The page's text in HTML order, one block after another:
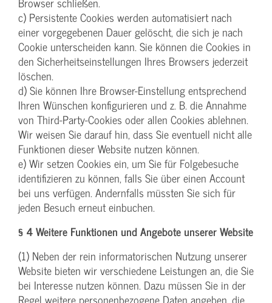
c) Persistente Cookies werden automatisiert nach
einer vorgegebenen Dauer gelöscht, die sich je nach
Cookie unterscheiden kann. Sie können die Cookies in
den Sicherheitseinstellungen Ihres Browsers jederzeit
löschen.
d) Sie können Ihre Browser-Einstellung entsprechend
Ihren Wünschen konfigurieren und z. B. die Annahme
von Third-Party-Cookies oder allen Cookies ablehnen.
Wir weisen Sie darauf hin, dass Sie eventuell nicht alle
Funktionen dieser Website nutzen können.
e) Wir setzen Cookies ein, um Sie für Folgebesuche
identifizieren zu können, falls Sie über einen Account
bei uns verfügen. Andernfalls müssten Sie sich für
jeden Besuch erneut einbuchen.
§ 4 Weitere Funktionen und Angebote unserer Website
(1) Neben der rein informatorischen Nutzung unserer
Website bieten wir verschiedene Leistungen an, die Sie
bei Interesse nutzen können. Dazu müssen Sie in der